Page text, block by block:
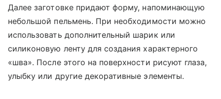
Далее заготовке придают форму, напоминающую
небольшой пельмень. При необходимости можно
использовать дополнительный шарик или
силиконовую ленту для создания характерного
«шва». После этого на поверхности рисуют глаза,
улыбку или другие декоративные элементы.